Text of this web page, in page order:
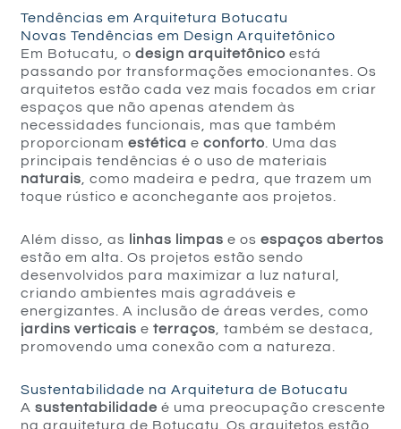
Tendências em Arquitetura Botucatu
Novas Tendências em Design Arquitetônico
Em Botucatu, odesign arquitetônico está
passando por transformações emocionantes. Os
arquitetos estão cada vez mais focados em criar
espaços que não apenas atendem às
necessidades funcionais, mas que também
proporcionamestética econforto . Uma das
principais tendências é o uso de materiais
naturais , como madeira e pedra, que trazem um
toque rústico e aconchegante aos projetos.
Além disso, as linhas limpas e osespaços abertos
estão em alta. Os projetos estão sendo
desenvolvidos para maximizar a luz natural,
criando ambientes mais agradáveis e
energizantes. A inclusão de áreas verdes, como
jardins verticais eterraços , também se destaca,
promovendo uma conexão com a natureza.
Sustentabilidade na Arquitetura de Botucatu
Asustentabilidade é uma preocupação crescente
na arquitetura de Botucatu. Os arquitetos estão